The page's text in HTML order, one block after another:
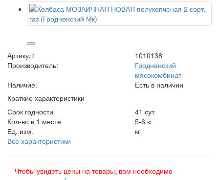
Артикул:
1010138
Производитель:
Гродненский
мясокомбинат
Наличие:
Есть в наличии
Краткие характеристики
Срок годности
41 сут
Кол-во в 1 месте
5-6 кг
Ед. изм.
кг
Все характеристики
Чтобы увидеть цены на товары, вам необходимо